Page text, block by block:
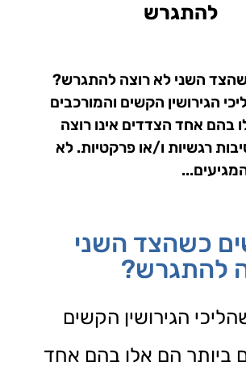
להתגרש
השני לא רוצה להתגרש?
הגירושין הקשים והמורכבים
בהם אחד הצדדים אינו רוצה
רגשיות ו/או פרקטיות. לא
כשהצד השני
להתגרש?
הגירושין הקשים
ביותר הם אלו בהם אחד